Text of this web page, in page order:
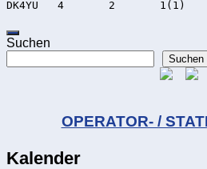
Suchen
Suchen
OPERATOR- /
Kalender